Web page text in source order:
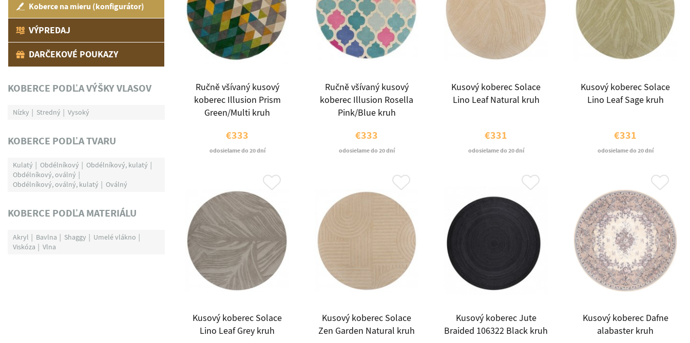
Koberce na mieru (konfigurátor)
VÝPREDAJ
DARČEKOVÉ POUKAZY
KOBERCE PODĽA VÝŠKY VLASOV
Nízky Stredný Vysoký
KOBERCE PODĽA TVARU
Kulatý Obdélníkový
Obdélníkový, kulatý
Obdélníkový, oválný
Obdélníkový, oválný, kulatý
Oválný
KOBERCE PODĽA MATERIÁLU
Akryl Bavlna Shaggy
Umelé vlákno
Viskóza
Vlna
Ručně všívaný kusový
koberec Illusion Prism
Green/Multi kruh
€333
odosielame do 20 dní
Ručně všívaný kusový
koberec Illusion Rosella
Pink/Blue kruh
€333
odosielame do 20 dní
Kusový koberec Solace
Lino Leaf Natural kruh
€331
odosielame do 20 dní
Kusový koberec Solace
Lino Leaf Sage kruh
€331
odosielame do 20 dní
Kusový koberec Solace
Lino Leaf Grey kruh
Kusový koberec Solace
Zen Garden Natural kruh
Kusový koberec Jute
Braided 106322 Black kruh
Kusový koberec Dafne
alabaster kruh